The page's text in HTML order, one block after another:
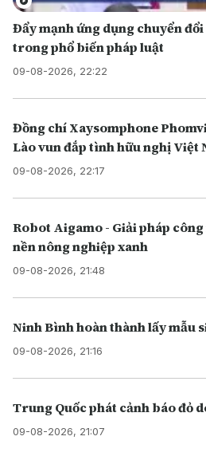
Đẩy mạnh ứng dụng chuyển
trong phổ biến pháp luật
09-08-2026, 22:22
Đồng chí Xaysomphone
Lào vun đắp tình hữu nghị Việt
09-08-2026, 22:17
Robot Aigamo - Giải pháp
nền nông nghiệp xanh
09-08-2026, 21:48
Ninh Bình hoàn thành lấy mẫu
09-08-2026, 21:16
Trung Quốc phát cảnh báo đỏ
09-08-2026, 21:07